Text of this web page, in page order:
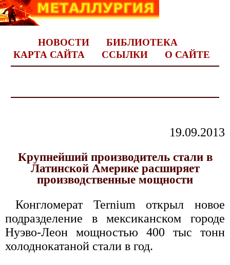
НОВОСТИ
БИБЛИОТЕКА
КАРТА САЙТА
ССЫЛКИ О САЙТЕ
19.09.2013
Крупнейший производитель стали в
Латинской Америке расширяет
производственные мощности
Конгломерат Ternium открыл новое
подразделение в мексиканском городе
Нуэво-Леон мощностью 400 тыс тонн
холоднокатаной стали в год.